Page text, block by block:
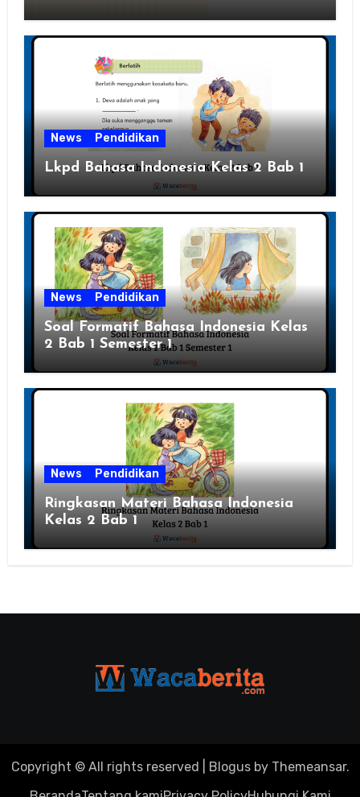
News Pendidikan
Lkpd Bahasa Indonesia Kelas 2 Bab 1
News Pendidikan
Soal Formatif Bahasa Indonesia Kelas
2 Bab 1 Semester 1
News Pendidikan
Ringkasan Materi Bahasa Indonesia
Kelas 2 Bab 1
Copyright © All rights reserved Blogusby Themeansar.